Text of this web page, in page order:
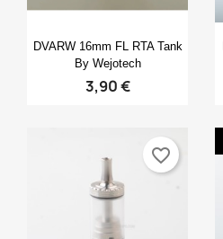
 Anteprima
DVARW 16mm FL RTA Tank
By Wejotech
3,90 €
favorite_border